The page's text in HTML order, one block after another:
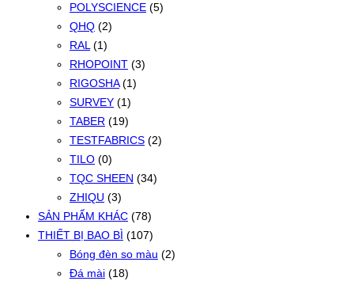
POLYSCIENCE (5)
QHQ (2)
RAL (1)
RHOPOINT (3)
RIGOSHA (1)
SURVEY (1)
TABER (19)
TESTFABRICS (2)
TILO (0)
TQC SHEEN (34)
ZHIQU (3)
SẢN PHẨM KHÁC (78)
THIẾT BỊ BAO BÌ (107)
Bóng đèn so màu (2)
Đá mài (18)